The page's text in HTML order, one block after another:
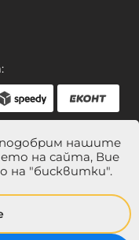
нашите
на сайта, Вие
на "бисквитки".